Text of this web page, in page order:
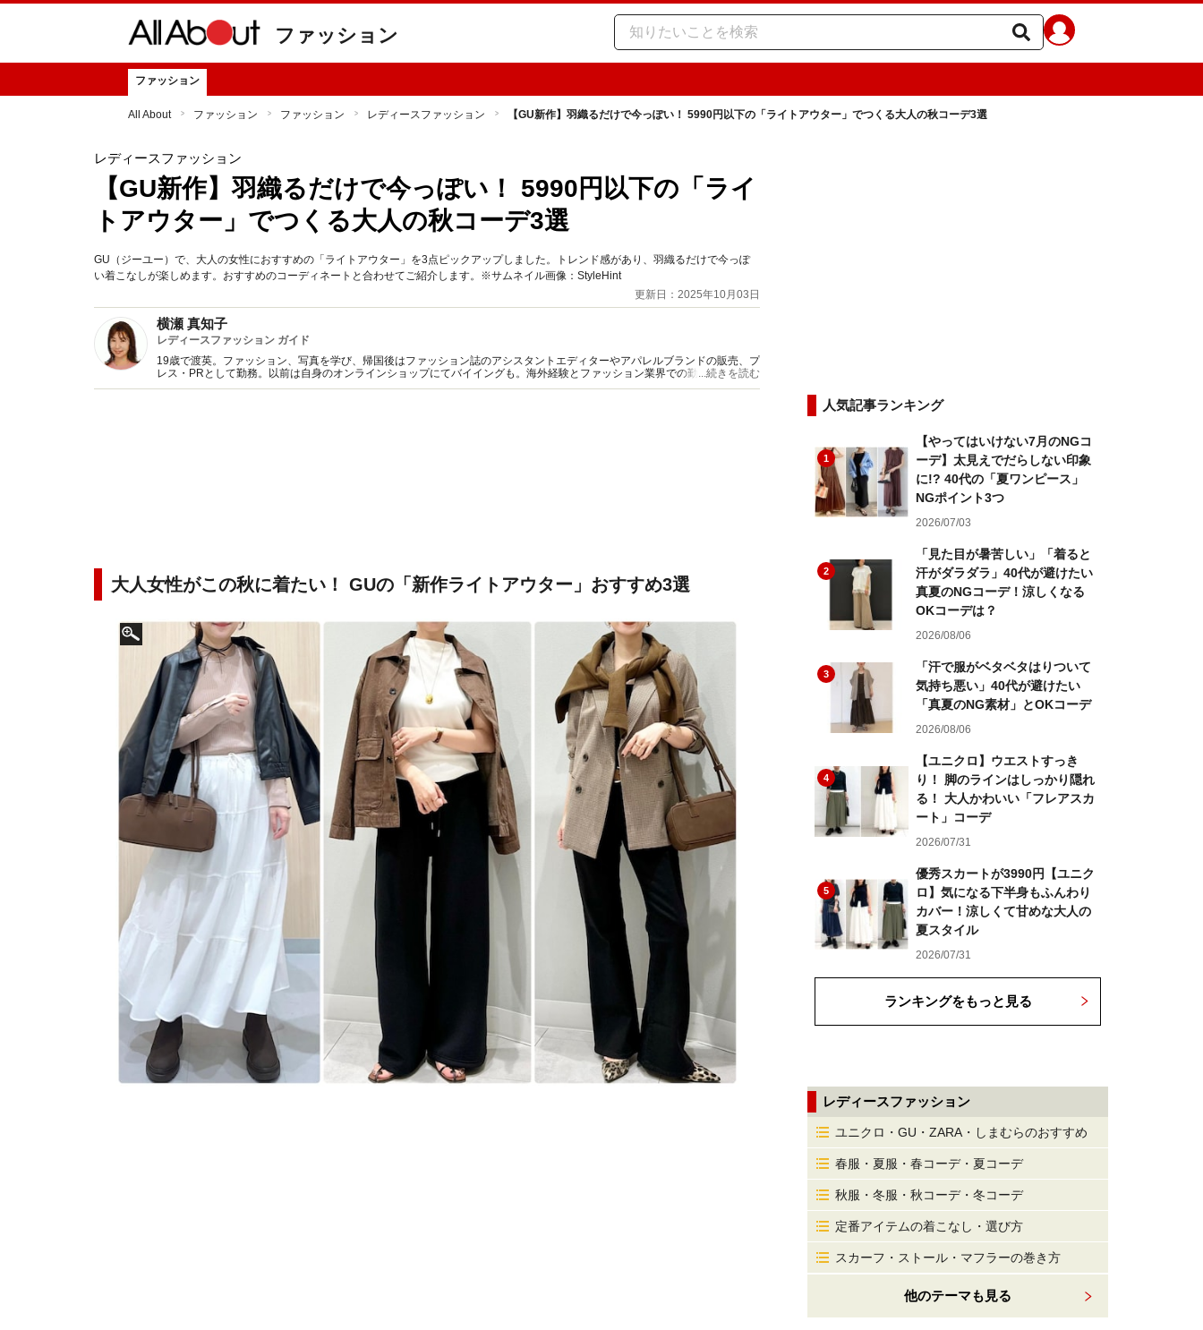
ファッション
ファッション
All About ファッション ファッション レディースファッション 【GU新作】羽織るだけで今っぽい！ 5990円以下の「ライトアウター」でつくる大人の秋コーデ3選
レディースファッション
【GU新作】羽織るだけで今っぽい！ 5990円以下の「ライ
トアウター」でつくる大人の秋コーデ3選
GU（ジーユー）で、大人の女性におすすめの「ライトアウター」を3点ピックアップしました。トレンド感があり、羽織るだけで今っぽ
い着こなしが楽しめます。おすすめのコーディネートと合わせてご紹介します。※サムネイル画像：StyleHint
更新日：2025年10月03日
横瀬 真知子
レディースファッション ガイド
19歳で渡英。ファッション、写真を学び、帰国後はファッション誌のアシスタントエディターやアパレルブランドの販売、プ
レス・PRとして勤務。以前は自身のオンラインショップにてバイイングも。海外経験とファッション業界での勤務経験から
得た知識をもとに、フレッシュなファッション情報をご提供します。
...続きを読む
大人女性がこの秋に着たい！ GUの「新作ライトアウター」おすすめ3選
人気記事ランキング
1
【やってはいけない7月のNGコ
ーデ】太見えでだらしない印象
に!? 40代の「夏ワンピース」
NGポイント3つ
2026/07/03
2
「見た目が暑苦しい」「着ると
汗がダラダラ」40代が避けたい
真夏のNGコーデ！涼しくなる
OKコーデは？
2026/08/06
3
「汗で服がベタベタはりついて
気持ち悪い」40代が避けたい
「真夏のNG素材」とOKコーデ
2026/08/06
4
【ユニクロ】ウエストすっき
り！ 脚のラインはしっかり隠れ
る！ 大人かわいい「フレアスカ
ート」コーデ
2026/07/31
5
優秀スカートが3990円【ユニク
ロ】気になる下半身もふんわり
カバー！涼しくて甘めな大人の
夏スタイル
2026/07/31
ランキングをもっと見る
レディースファッション
ユニクロ・GU・ZARA・しまむらのおすすめ
春服・夏服・春コーデ・夏コーデ
秋服・冬服・秋コーデ・冬コーデ
定番アイテムの着こなし・選び方
スカーフ・ストール・マフラーの巻き方
他のテーマも見る